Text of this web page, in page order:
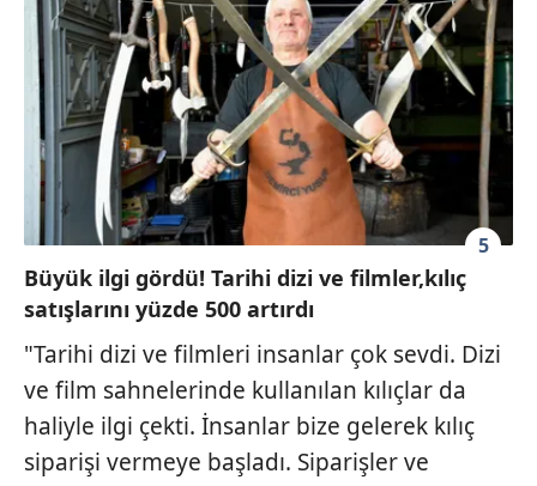
5
Büyük ilgi gördü! Tarihi dizi ve filmler,kılıç
satışlarını yüzde 500 artırdı
"Tarihi dizi ve filmleri insanlar çok sevdi. Dizi
ve film sahnelerinde kullanılan kılıçlar da
haliyle ilgi çekti. İnsanlar bize gelerek kılıç
siparişi vermeye başladı. Siparişler ve